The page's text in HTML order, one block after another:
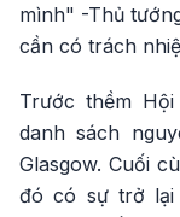
mình" -Thủ
cần có trách
Trước thềm
danh sách
Glasgow. Cuối
đó có sự trở lại